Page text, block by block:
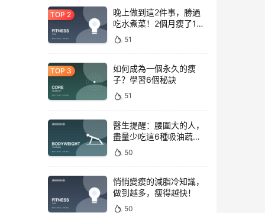
晚上做到這2件事，勝過
吃水煮菜！2個月瘦了15
斤，腰圍下降6cm
51
如何成為一個永久的瘦
子？學習6個秘訣
51
醫生提醒：腰圍大的人，
盡量少吃這6種吸油蔬
菜！50
悄悄變瘦的減脂冷知識，
做到越多，瘦得越快！
50